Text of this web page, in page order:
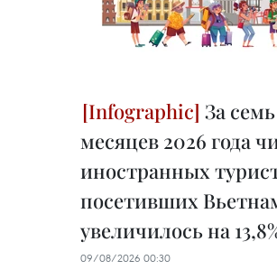
За семь
месяцев 2026 года
иностранных
посетивших
увеличилось на
09/08/2026 00:30